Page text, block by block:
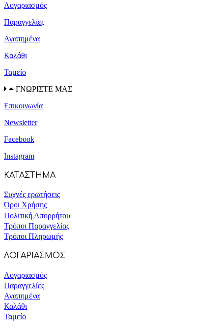
Λογαριασμός
Παραγγελίες
Αγαπημένα
Καλάθι
Ταμείο
ΓΝΩΡΙΣΤΕ ΜΑΣ
Επικοινωνία
Newsletter
Facebook
Instagram
ΚΑΤΑΣΤΗΜΑ
Συχνές ερωτήσεις
Όροι Χρήσης
Πολιτική Απορρήτου
Τρόποι Παραγγελίας
Τρόποι Πληρωμής
ΛΟΓΑΡΙΑΣΜΟΣ
Λογαριασμός
Παραγγελίες
Αγαπημένα
Καλάθι
Ταμείο